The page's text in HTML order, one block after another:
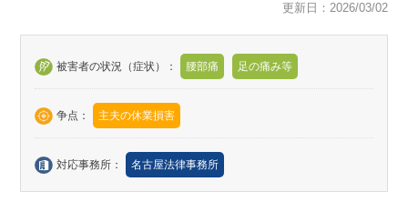
更新日：2026/03/02
被害者の状況（症状）： 腰部痛 足の痛み等
争点： 主夫の休業損害
対応事務所： 名古屋法律事務所